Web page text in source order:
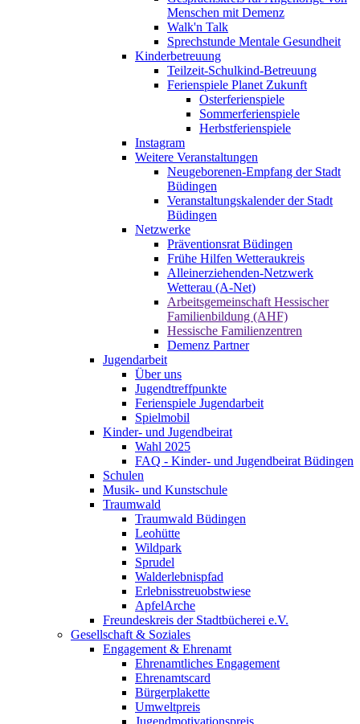
Menschen mit Demenz
Walk'n Talk
Sprechstunde Mentale Gesundheit
Kinderbetreuung
Teilzeit-Schulkind-Betreuung
Ferienspiele Planet Zukunft
Osterferienspiele
Sommerferienspiele
Herbstferienspiele
Instagram
Weitere Veranstaltungen
Neugeborenen-Empfang der Stadt
Büdingen
Veranstaltungskalender der Stadt
Büdingen
Netzwerke
Präventionsrat Büdingen
Frühe Hilfen Wetteraukreis
Alleinerziehenden-Netzwerk
Wetterau (A-Net)
Arbeitsgemeinschaft Hessischer
Familienbildung (AHF)
Hessische Familienzentren
Demenz Partner
Jugendarbeit
Über uns
Jugendtreffpunkte
Ferienspiele Jugendarbeit
Spielmobil
Kinder- und Jugendbeirat
Wahl 2025
FAQ - Kinder- und Jugendbeirat Büdingen
Schulen
Musik- und Kunstschule
Traumwald
Traumwald Büdingen
Leohütte
Wildpark
Sprudel
Walderlebnispfad
Erlebnisstreuobstwiese
ApfelArche
Freundeskreis der Stadtbücherei e.V.
Gesellschaft & Soziales
Engagement & Ehrenamt
Ehrenamtliches Engagement
Ehrenamtscard
Bürgerplakette
Umweltpreis
Jugendmotivationspreis